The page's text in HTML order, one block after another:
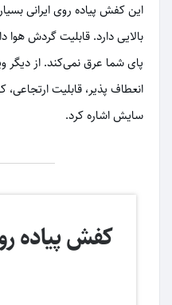
این کفش پیاده روی ایرانی
بالایی دارد. قابلیت گردش هوا
پای شما عرق نمی‌کند. از دیگر
انعطاف پذیر، قابلیت ارتجاعی،
سایش اشاره کرد.
کفش پیاده